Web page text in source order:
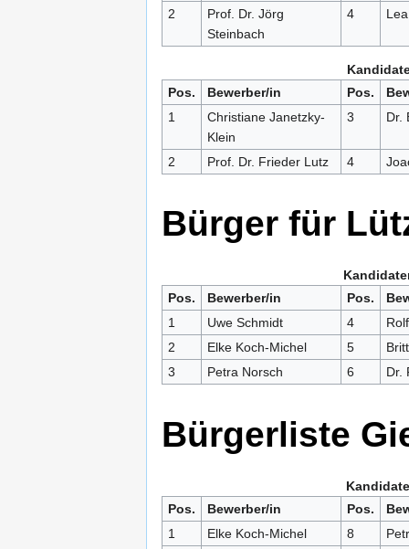
2
Prof. Dr. Jörg
Steinbach
4
Pos.
Bewerber/in Pos.
1
Christiane Janetzky-
Klein
3 Dr.
2 Prof. Dr. Frieder Lutz 4
Bürger für
Pos.
Bewerber/in Pos.
1
Uwe Schmidt 4
2
Elke Koch-Michel 5
3
Petra Norsch 6 Dr.
Bürgerliste
Pos.
Bewerber/in Pos.
1
Elke Koch-Michel 8